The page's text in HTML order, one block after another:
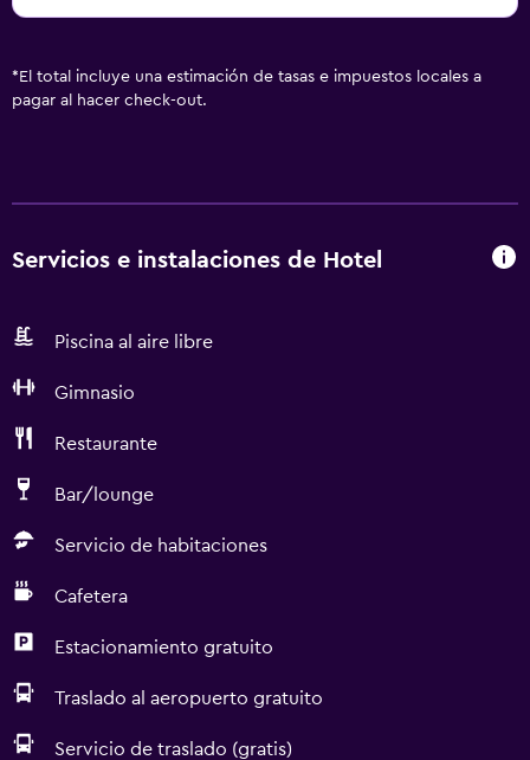
* El total incluye una estimación de tasas e impuestos locales a
pagar al hacer check-out.
Servicios e instalaciones de Hotel
Piscina al aire libre
Gimnasio
Restaurante
Bar/lounge
Servicio de habitaciones
Cafetera
Estacionamiento gratuito
Traslado al aeropuerto gratuito
Servicio de traslado (gratis)